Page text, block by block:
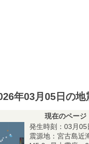
年03月05日の地
現在のページ
発生時刻：03月
震源地：宮古島近